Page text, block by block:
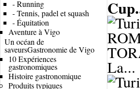
-Running
-Tennis, padel et squash
-Équitation
Aventure à Vigo
Un océan de
saveursGastronomie de Vigo
10 Expériences
gastronomiques
Histoire gastronomique
Produits typiques
La...